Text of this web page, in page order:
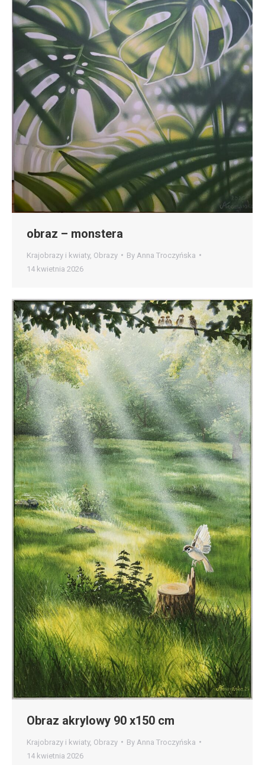
obraz – monstera
Krajobrazy i kwiaty, Obrazy By Anna Troczyńska
14 kwietnia 2026
Obraz akrylowy 90 x150 cm
Krajobrazy i kwiaty, Obrazy By Anna Troczyńska
14 kwietnia 2026